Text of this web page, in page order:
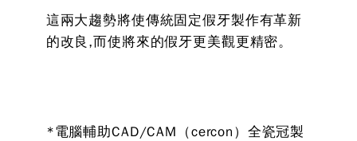
這兩大趨勢將使傳統固定假牙製作有革新
的改良,而使將來的假牙更美觀更精密。
*電腦輔助CAD/CAM（cercon）全瓷冠製